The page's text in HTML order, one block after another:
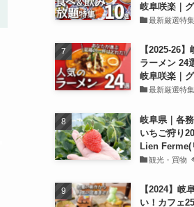
岐阜咲楽｜
最新厳選特集
【2025-26
ラーメン 24
岐阜咲楽｜
最新厳選特集
岐阜県｜各
いちご狩り
Lien Ferme(
観光・買物
【2024】岐
い！カフェ